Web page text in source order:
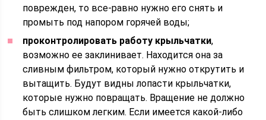
поврежден, то все-равно нужно его снять и
промыть под напором горячей воды;
проконтролировать работу крыльчатки,
возможно ее заклинивает. Находится она за
сливным фильтром, который нужно открутить и
вытащить. Будут видны лопасти крыльчатки,
которые нужно повращать. Вращение не должно
быть слишком легким. Если имеется какой-либо